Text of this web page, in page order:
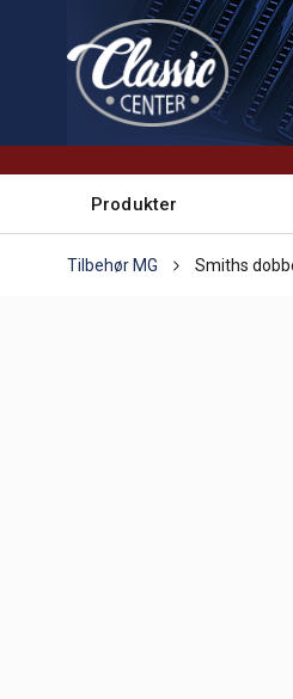
Produkter
Tilbehør MG Smiths